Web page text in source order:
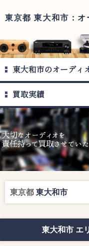
東京都 東大和市：オ
東大和市のオーディ
買取実績
東京都 東大和市
東大和市 エ